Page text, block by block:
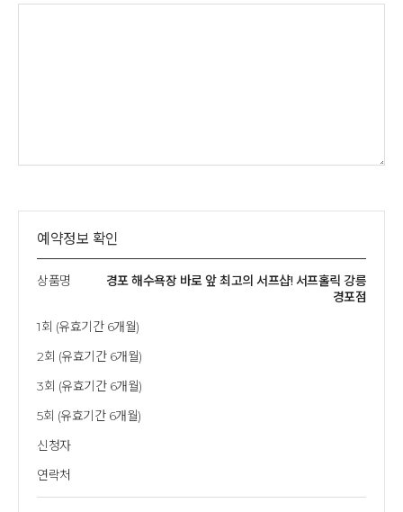
예약정보 확인
상품명
경포 해수욕장 바로 앞 최고의 서프샵! 서프홀릭 강릉
경포점
1회 (유효기간 6개월)
2회 (유효기간 6개월)
3회 (유효기간 6개월)
5회 (유효기간 6개월)
신청자
연락처